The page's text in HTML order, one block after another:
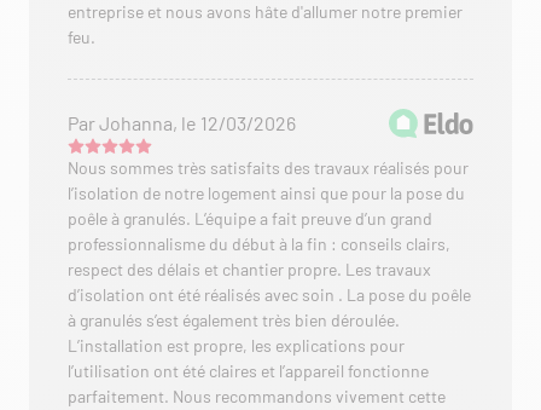
entreprise et nous avons hâte d'allumer notre premier
feu.
Par Johanna, le 12/03/2026
Nous sommes très satisfaits des travaux réalisés pour
l’isolation de notre logement ainsi que pour la pose du
poêle à granulés. L’équipe a fait preuve d’un grand
professionnalisme du début à la fin : conseils clairs,
respect des délais et chantier propre. Les travaux
d’isolation ont été réalisés avec soin . La pose du poêle
à granulés s’est également très bien déroulée.
L’installation est propre, les explications pour
l’utilisation ont été claires et l’appareil fonctionne
parfaitement. Nous recommandons vivement cette